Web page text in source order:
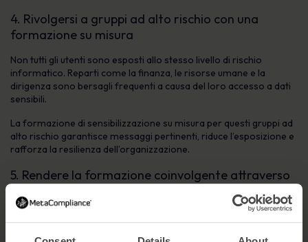
4. Rivolgersi a gruppi ad alto rischio con una
formazione su misura
Non tutti gli utenti sono esposti allo stesso livello di rischio
informatico. Reparti come la finanza, le risorse umane e la
dirigenza sono bersagli frequenti a causa del loro accesso a dati
sensibili.
La formazione di sensibilizzazione su misura per questi gruppi ad
alto rischio garantisce messaggi pertinenti, riduce l’esposizione e
rafforza la resilienza dell’organizzazione.
5. Rendere la formazione coinvolgente attraverso
Lo storytelling trasforma la sicurezza informatica da un